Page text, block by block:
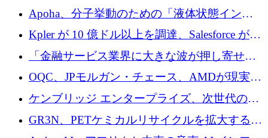
スタートアップの成長に向けて機関投資家へ
の資本シフトを呼びかけ
Apoha、分子挙動のための「液体状態インテ
リジェンス」を構築するために3,600万ドルを
かけてステルス状態から出現
Kpler が 10 億ドル以上を調達、Salesforce が
Contentful を買収、Built in Europe キャンペー
ンを開始
「金融サービス業界に大きな波が押し寄せて
いる」と「欧州初のAIネイティブ銀行」のボ
スが語る
OQC、JPモルガン・チェース、AMDが現実世
界のフィンテック・アプリケーションを探索
するためにQuantum-AIデータセンターを立ち
上げ
ケンブリッジ エンタープライズ、次世代のデ
ィープテック創設者向けにロンドンの出発点
を構築
GR3N、PETケミカルリサイクルを拡大するた
めにシリーズBで1,550万ユーロを調達